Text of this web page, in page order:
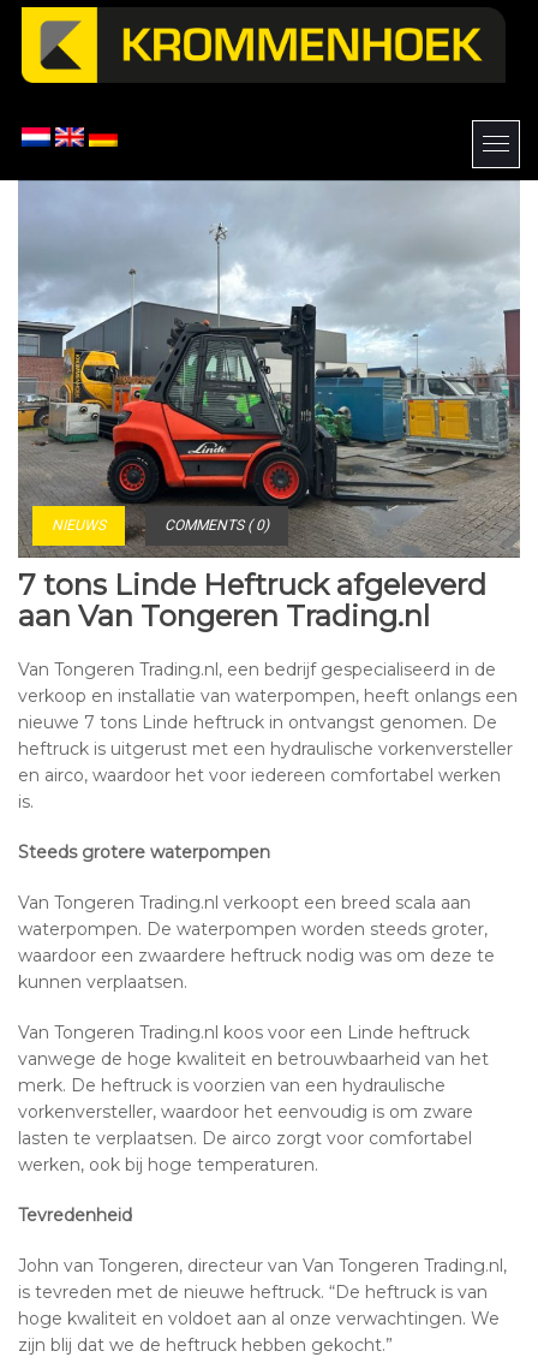
NIEUWS COMMENTS ( 0)
7 tons Linde Heftruck afgeleverd
aan Van Tongeren Trading.nl
Van Tongeren Trading.nl, een bedrijf gespecialiseerd in de
verkoop en installatie van waterpompen, heeft onlangs een
nieuwe 7 tons Linde heftruck in ontvangst genomen. De
heftruck is uitgerust met een hydraulische vorkenversteller
en airco, waardoor het voor iedereen comfortabel werken
is.
Steeds grotere waterpompen
Van Tongeren Trading.nl verkoopt een breed scala aan
waterpompen. De waterpompen worden steeds groter,
waardoor een zwaardere heftruck nodig was om deze te
kunnen verplaatsen.
Van Tongeren Trading.nl koos voor een Linde heftruck
vanwege de hoge kwaliteit en betrouwbaarheid van het
merk. De heftruck is voorzien van een hydraulische
vorkenversteller, waardoor het eenvoudig is om zware
lasten te verplaatsen. De airco zorgt voor comfortabel
werken, ook bij hoge temperaturen.
Tevredenheid
John van Tongeren, directeur van Van Tongeren Trading.nl,
is tevreden met de nieuwe heftruck. “De heftruck is van
hoge kwaliteit en voldoet aan al onze verwachtingen. We
zijn blij dat we de heftruck hebben gekocht.”